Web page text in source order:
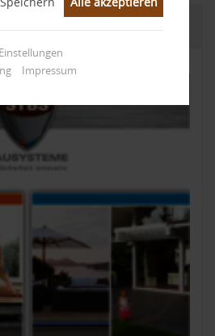
Produktkatalog
Impressum